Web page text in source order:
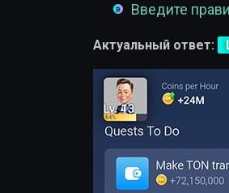
Введите
Актуальный ответ: